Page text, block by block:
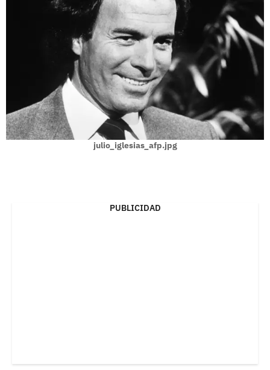
julio_iglesias_afp.jpg
PUBLICIDAD